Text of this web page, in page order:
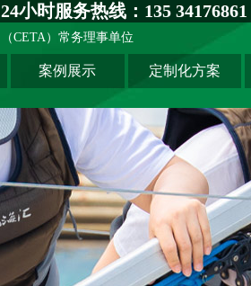
案例展示
生产制造企业
银行保险证券
服务管理资询
学校培训机构
定制化方案
24小时服务热线：135 34176861
（CETA）常务理事单位